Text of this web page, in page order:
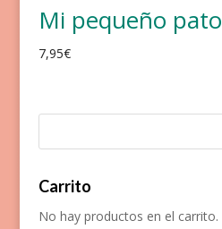
Mi pequeño pato
7,95€
Carrito
No hay productos en el carrito.